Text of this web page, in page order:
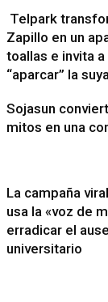
Telpark
Zapillo en un
toallas e invita
“aparcar” la
Sojasun
mitos en una
La campaña
usa la «voz de
erradicar el
universitario